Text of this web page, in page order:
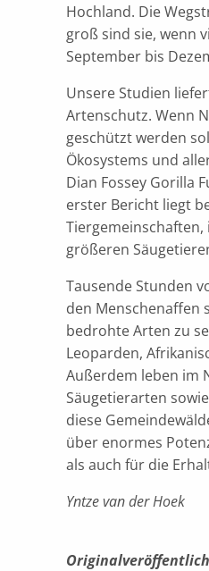
Hochland. Die
groß sind sie, wenn
September bis
Unsere Studien
Artenschutz. Wenn
geschützt werden
Ökosystems und
Dian Fossey Gorilla
erster Bericht liegt
größeren
Tausende Stunden
den Menschenaffen
bedrohte Arten zu
Leoparden,
Außerdem leben im
Säugetierarten
diese
über enormes
als auch für die
Yntze van der Hoek